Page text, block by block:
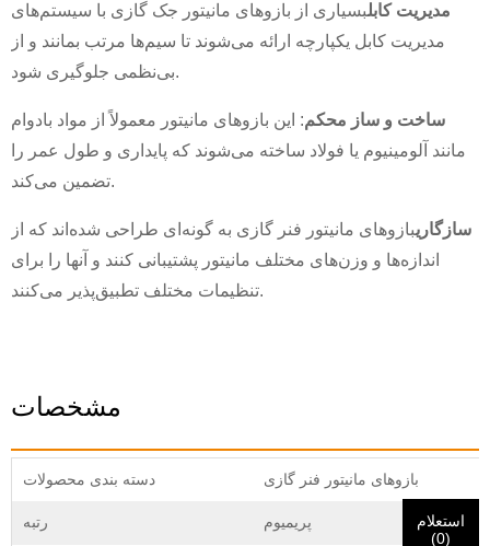
مدیریت کابلبسیاری از بازوهای مانیتور جک گازی با سیستم‌های
مدیریت کابل یکپارچه ارائه می‌شوند تا سیم‌ها مرتب بمانند و از
بی‌نظمی جلوگیری شود.
ساخت و ساز محکم: این بازوهای مانیتور معمولاً از مواد بادوام
مانند آلومینیوم یا فولاد ساخته می‌شوند که پایداری و طول عمر را
تضمین می‌کند.
سازگاریبازوهای مانیتور فنر گازی به گونه‌ای طراحی شده‌اند که از
اندازه‌ها و وزن‌های مختلف مانیتور پشتیبانی کنند و آنها را برای
تنظیمات مختلف تطبیق‌پذیر می‌کنند.
مشخصات
دسته بندی محصولات بازوهای مانیتور فنر گازی
رتبه پریمیوم
هویت خودت را انتخاب کن
شود که شما مشتری واقعی CHARM هستید.
ارسال درخواست
ما درخواست شما را دریافت کرده‌ایم و ...استعلام
(0)